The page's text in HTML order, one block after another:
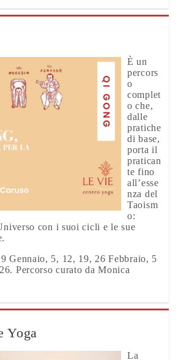
È un
percors
o
complet
o che,
dalle
pratiche
di base,
porta il
pratican
te fino
all’esse
nza del
Taoism
o:
con i suoi cicli e le sue
Gennaio, 5, 12, 19, 26 Febbraio, 5
Percorso curato da Monica
Yoga
La